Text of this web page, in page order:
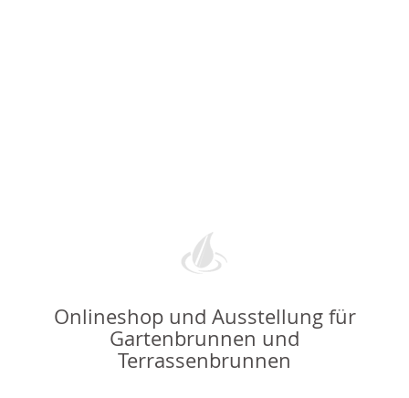
Onlineshop und Ausstellung für
Gartenbrunnen und
Terrassenbrunnen